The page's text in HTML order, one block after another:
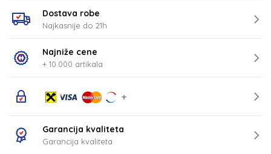
Dostava robe
Najkasnije do 21h
Najniže cene
+ 10.000 artikala
Garancija kvaliteta
Garancija kvaliteta